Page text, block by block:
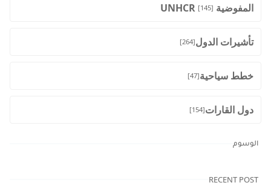
المفوضية UNHCR [145]
تأشيرات الدول[264]
خطط سياحية[47]
دول القارات[154]
الوسوم
RECENT POST